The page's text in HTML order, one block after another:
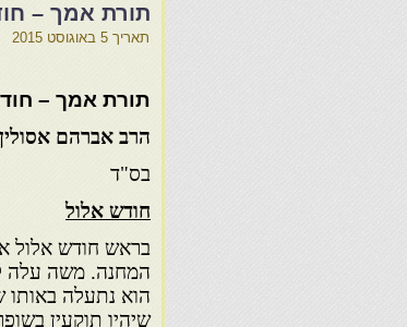
תורת אמך –
תאריך 5 באוגוסט 2015
תורת אמך –
הרב אברהם אסולין
בס"ד
חודש אלול
בראש חודש אלול
המחנה. משה עלה
הוא נתעלה באותו
שיהיו תוקעין